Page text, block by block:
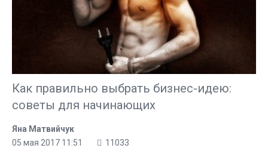
Как правильно выбрать бизнес-идею:
советы для начинающих
Яна Матвийчук
05 мая 2017 11:51
11033